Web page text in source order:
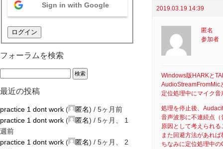
2019.03.19 14:39
匿名
参加者
Windows版HARKと
AudioStreamFromMic
定位処理中にマイク
処理を停止後、
音声波形に不連続点
原因として考えられ
また回避方法があれ
ちなみに定位処理中
Sign in with Google
ログイン
フォーラムを検索
最近の投稿
practice 1 dont work ( 匿名) / 5ヶ月前
practice 1 dont work ( 匿名) / 5ヶ月、 1
週前
practice 1 dont work ( 匿名) / 5ヶ月、 2